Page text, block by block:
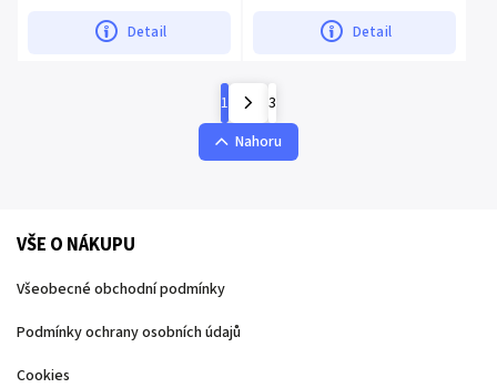
Detail Detail
1
3
Nahoru
VŠE O NÁKUPU
Všeobecné obchodní podmínky
Podmínky ochrany osobních údajů
Cookies